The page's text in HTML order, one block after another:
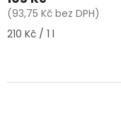
(93,75 Kč bez DPH)
Měrná
210 Kč / 1 l